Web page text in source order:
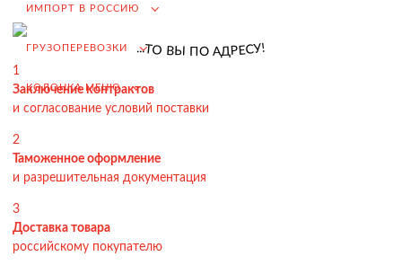
ИМПОРТ В РОССИЮ
ГРУЗОПЕРЕВОЗКИ
КОЛОНКА МЕНЮ
Завершение сделки
Возмещение НДС при Импорте
Продвижение на российском рынке
(для иностранных компаний)
Грузоперевозки
Грузоперевозки из Китая
...ТО ВЫ ПО АДРЕСУ!
1
Заключение контрактов
и согласование условий поставки
2
Таможенное оформление
и разрешительная документация
3
Доставка товара
российскому покупателю